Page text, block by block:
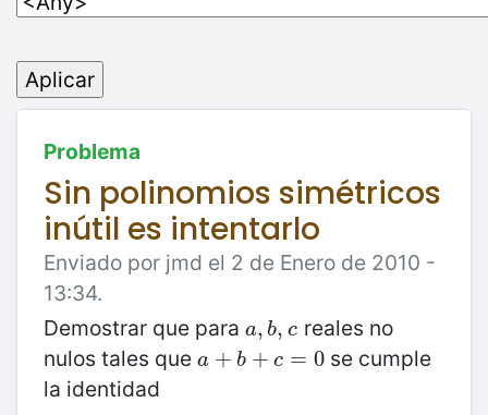
Problema
Sin polinomios simétricos
inútil es intentarlo
Enviado por jmd el 2 de Enero de 2010 -
13:34.
Demostrar que para a, b, c
a,b,c reales no
nulos tales que a + b + c = 0
a +b + c=0
se cumple
la identidad